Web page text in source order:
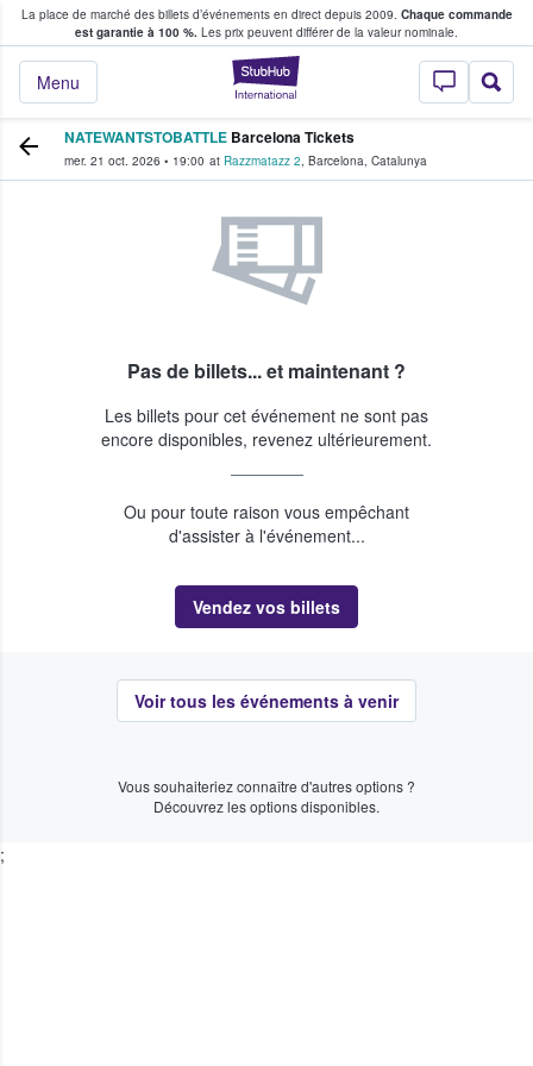
La place de marché des billets d’événements en direct depuis 2009. Chaque commande
est garantie à 100 %. Les prix peuvent différer de la valeur nominale.
StubHub - Où
Menu
fans achètent et vendent des billets
NATEWANTSTOBATTLE Barcelona Tickets
mer. 21 oct. 2026 • 19:00 at Razzmatazz 2, Barcelona, Catalunya
Pas de billets... et maintenant ?
Les billets pour cet événement ne sont pas
encore disponibles, revenez ultérieurement.
Ou pour toute raison vous empêchant
d'assister à l'événement...
Vendez vos billets
Voir tous les événements à venir
Vous souhaiteriez connaître d'autres options ?
Découvrez les options disponibles.
;